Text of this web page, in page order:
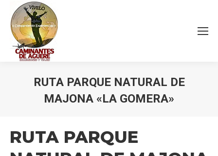
RUTA PARQUE NATURAL DE
MAJONA «LA GOMERA»
RUTA PARQUE